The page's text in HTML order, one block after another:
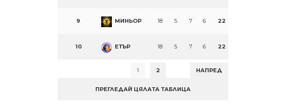
9 МИНЬОР 18 5 7 6 22
10 ЕТЪР 18 5 7 6 22
1 2 НАПРЕД
ПРЕГЛЕДАЙ ЦЯЛАТА ТАБЛИЦА